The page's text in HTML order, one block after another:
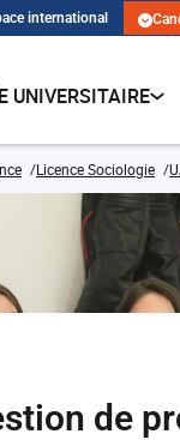
international
UNIVERSITAIRE
Licence Sociologie
de